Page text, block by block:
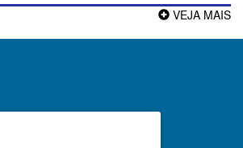
VEJA MAIS